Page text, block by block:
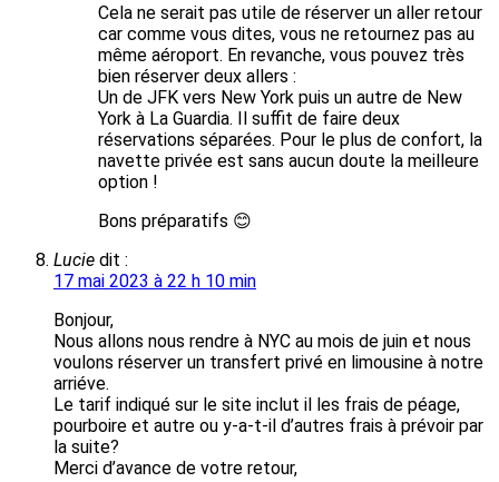
Cela ne serait pas utile de réserver un aller retour
car comme vous dites, vous ne retournez pas au
même aéroport. En revanche, vous pouvez très
bien réserver deux allers :
Un de JFK vers New York puis un autre de New
York à La Guardia. Il suffit de faire deux
réservations séparées. Pour le plus de confort, la
navette privée est sans aucun doute la meilleure
option !
Bons préparatifs 😊
Lucie dit :
17 mai 2023 à 22 h 10 min
Bonjour,
Nous allons nous rendre à NYC au mois de juin et nous
voulons réserver un transfert privé en limousine à notre
arriéve.
Le tarif indiqué sur le site inclut il les frais de péage,
pourboire et autre ou y-a-t-il d’autres frais à prévoir par
la suite?
Merci d’avance de votre retour,